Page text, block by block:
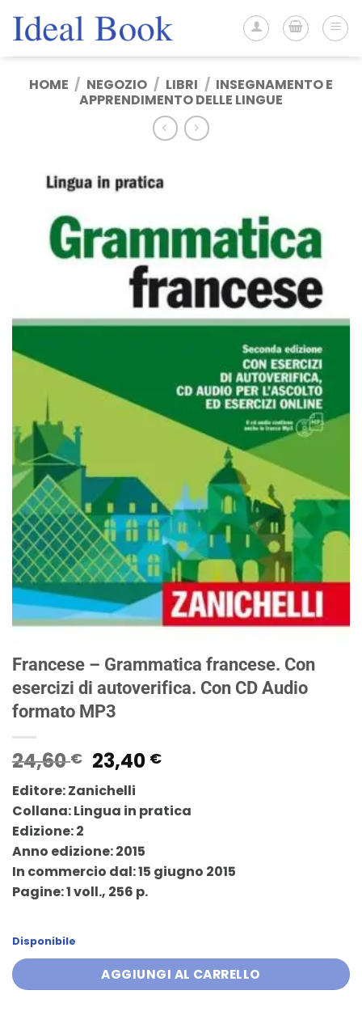
HOME / NEGOZIO / LIBRI / INSEGNAMENTO E
APPRENDIMENTO DELLE LINGUE
Francese – Grammatica francese. Con
esercizi di autoverifica. Con CD Audio
formato MP3
24,60€ Il
prezzo
originale
era:
23,40 €Il
attuale
è:
Editore: Zanichelli
Collana: Lingua in pratica
Edizione: 2
Anno edizione: 2015
In commercio dal: 15 giugno 2015
Pagine: 1 voll., 256 p.
Disponibile
AGGIUNGI AL CARRELLO